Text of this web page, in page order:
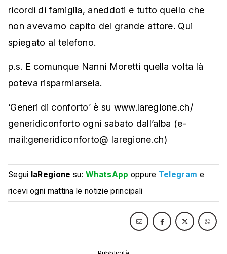
ricordi di famiglia, aneddoti e tutto quello che
non avevamo capito del grande attore. Qui
spiegato al telefono.
p.s. E comunque Nanni Moretti quella volta là
poteva risparmiarsela.
‘Generi di conforto’ è su www.laregione.ch/
generidiconforto ogni sabato dall’alba (e-
mail:generidiconforto@ laregione.ch)
Segui laRegione su:WhatsApp oppure Telegram e
ricevi ogni mattina le notizie principali